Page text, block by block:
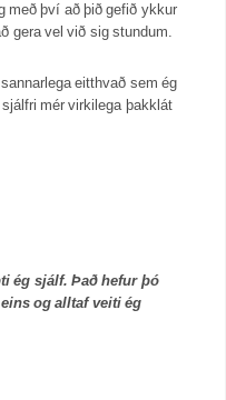
með því að þið gefið ykkur
gera vel við sig stundum.
eitthvað sem ég
mér virkilega þakklát
ég sjálf. Það hefur þó
og alltaf veiti ég